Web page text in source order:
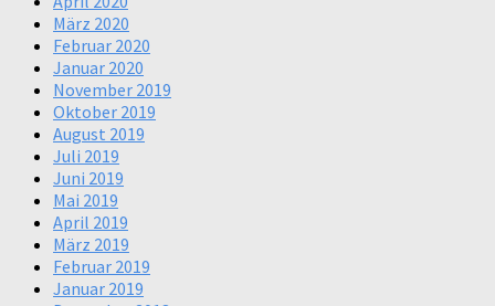
März 2020
Februar 2020
Januar 2020
November 2019
Oktober 2019
August 2019
Juli 2019
Juni 2019
Mai 2019
April 2019
März 2019
Februar 2019
Januar 2019